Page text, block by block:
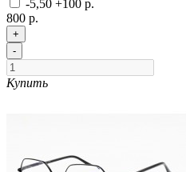
-5,50 +100 р.
800 р.
+
-
Купить